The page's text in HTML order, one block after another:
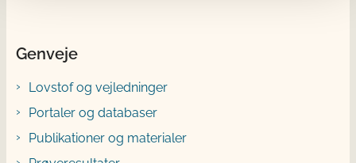
Genveje
Lovstof og vejledninger
Portaler og databaser
Publikationer og materialer